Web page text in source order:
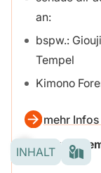
an:
bspw.:
Tempel
Kimono
mehr
Kinkaku-ji
INHALT